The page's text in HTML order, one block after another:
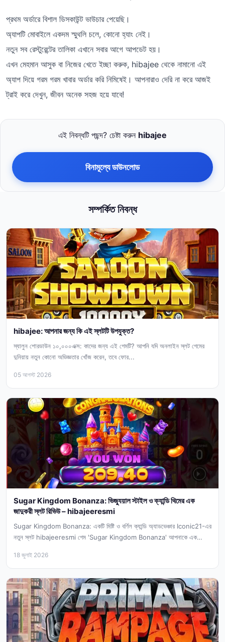
প্রথম অর্ডারে বিশাল ডিসকাউন্ট ভাউচার পেয়েছি।
অ্যাপটি মোবাইলে একদম স্মুথলি চলে, কোনো হ্যাং নেই।
নতুন সব রেস্টুরেন্টের তালিকা এখানে সবার আগে আপডেট হয়।
এখন মেহমান আসুক বা নিজের খেতে ইচ্ছা করুক, hibajee থেকে নামানো এই
অ্যাপ দিয়ে গরম গরম খাবার অর্ডার করি নিমিষেই। আপনারাও দেরি না করে আজই
ট্রাই করে দেখুন, জীবন অনেক সহজ হয়ে যাবে!
এই নিবন্ধটি পছন্দ? চেষ্টা করুন hibajee
বিনামূল্যে ডাউনলোড
সম্পর্কিত নিবন্ধ
hibajee: আপনার জন্য কি এই স্লটটি উপযুক্ত?
স্যালুন শোরডাউন ১০,০০০এক্স: কাদের জন্য এই গেমটি? আপনি যদি অনলাইন স্লট গেমের
দুনিয়ায় নতুন কোনো অভিজ্ঞতার খোঁজ করেন, তবে ফোর...
05 আগস্ট 2026
Sugar Kingdom Bonanza: ভিজ্যুয়াল স্টাইল ও ক্যান্ডি থিমের এক
জাদুকরী স্লট রিভিউ – hibajeeresmi
Sugar Kingdom Bonanza: একটি মিষ্টি ও বর্ণিল ক্যান্ডি অ্যাডভেঞ্চার Iconic21-এর
নতুন স্লট hibajeeresmi গেম 'Sugar Kingdom Bonanza' আপনাকে এক
18 জুলাই 2026